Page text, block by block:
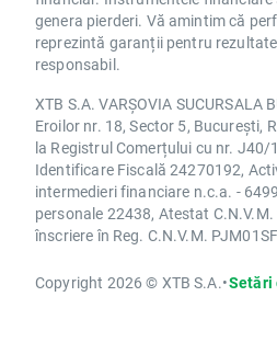
genera pierderi. Vă amintim că
reprezintă garanții pentru
responsabil.
XTB S.A. VARȘOVIA SUCURSALA
Eroilor nr. 18, Sector 5, București,
la Registrul Comerțului cu nr.
Identificare Fiscală 24270192,
intermedieri financiare n.c.a. -
personale 22438, Atestat
înscriere în Reg. C.N.V.M.
Copyright 2026 © XTB S.A.•Setări